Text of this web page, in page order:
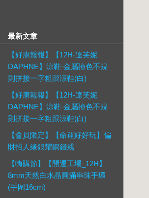
最新文章
【好康報報】【12H-達芙妮
DAPHNE】涼鞋-金屬撞色不規
則拼接一字粗跟涼鞋(白)
【好康報報】【12H-達芙妮
DAPHNE】涼鞋-金屬撞色不規
則拼接一字粗跟涼鞋(白)
【會員限定】【命運好好玩】偏
財招人緣銀耀銅錢戒
【嗨購節】【開運工場_12H】
8mm天然白水晶圓滿串珠手環
(手圍16cm)